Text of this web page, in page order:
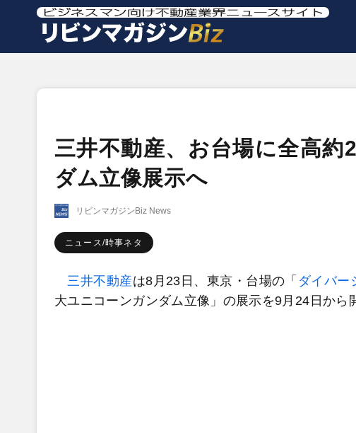
三井不動産、お台場に全高
ダム立像展示へ
リビンマガジンBiz News
ニュース/時事ネタ
三井不動産は8月23日、東京・台場の「 ダイバー
大ユニコーンガンダム立像」の展示を9月24日から